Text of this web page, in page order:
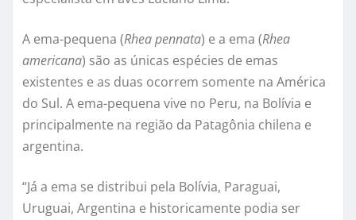
A ema-pequena (Rhea pennata) e a ema (Rhea
americana) são as únicas espécies de emas
existentes e as duas ocorrem somente na América
do Sul. A ema-pequena vive no Peru, na Bolívia e
principalmente na região da Patagônia chilena e
argentina.
“Já a ema se distribui pela Bolívia, Paraguai,
Uruguai, Argentina e historicamente podia ser